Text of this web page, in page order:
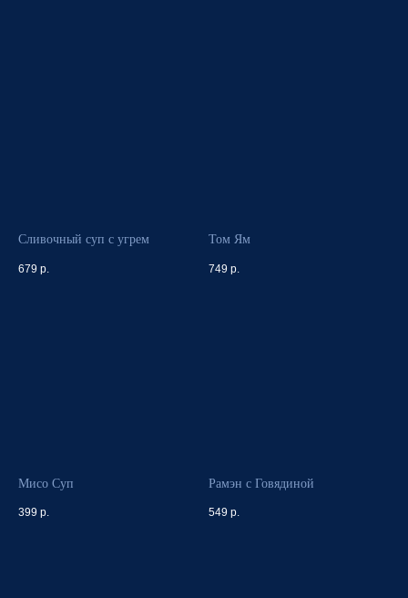
Сливочный суп с угрем
679 р.
Том Ям
749 р.
Мисо Суп
399 р.
Рамэн с Говядиной
549 р.